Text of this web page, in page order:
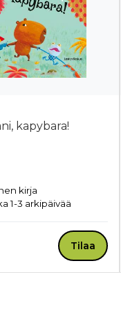
kapybara!
kirja
1-3 arkipäivää
Tilaa